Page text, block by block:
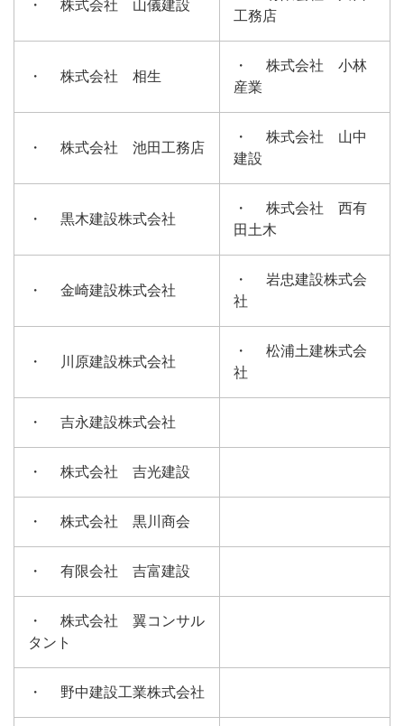
・ 株式会社 山儀建設
工務店
・ 株式会社 相生
・ 株式会社 小林
産業
・ 株式会社 池田工務店
・ 株式会社 山中
建設
・ 黒木建設株式会社
・ 株式会社 西有
田土木
・ 金崎建設株式会社
・ 岩忠建設株式会
社
・ 川原建設株式会社
・ 松浦土建株式会
社
・ 吉永建設株式会社
・ 株式会社 吉光建設
・ 株式会社 黒川商会
・ 有限会社 吉富建設
・ 株式会社 翼コンサル
タント
・ 野中建設工業株式会社